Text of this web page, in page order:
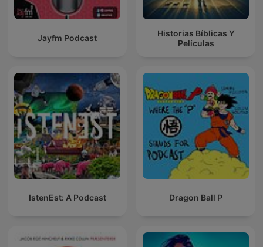
Jayfm Podcast
Historias Bíblicas Y
Películas
IstenEst: A Podcast Dragon Ball P